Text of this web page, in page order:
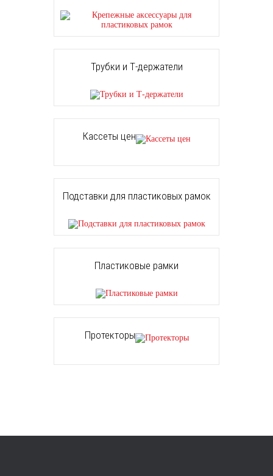
Трубки и Т-держатели
Кассеты цен
Подставки для пластиковых рамок
Пластиковые рамки
Протекторы